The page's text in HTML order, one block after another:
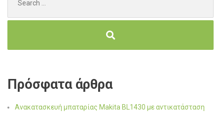
for:
Πρόσφατα άρθρα
Ανακατασκευή μπαταρίας Makita BL1430 με αντικατάσταση